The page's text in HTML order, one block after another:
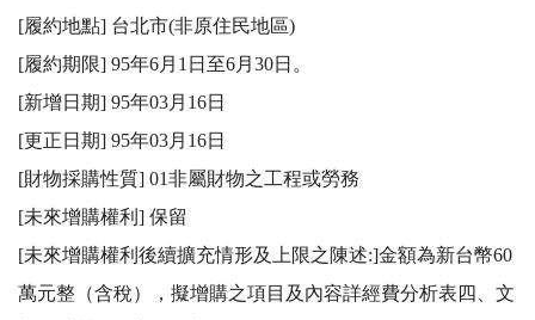
[履約地點] 台北市(非原住民地區)
[履約期限] 95年6月1日至6月30日。
[新增日期] 95年03月16日
[更正日期] 95年03月16日
[財物採購性質] 01非屬財物之工程或勞務
[未來增購權利] 保留
[未來增購權利後續擴充情形及上限之陳述:]金額為新台幣60
萬元整（含稅），擬增購之項目及內容詳經費分析表四、文